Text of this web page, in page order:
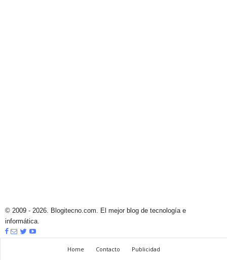
© 2009 - 2026. Blogitecno.com. El mejor blog de tecnología e
informática.
Home Contacto Publicidad